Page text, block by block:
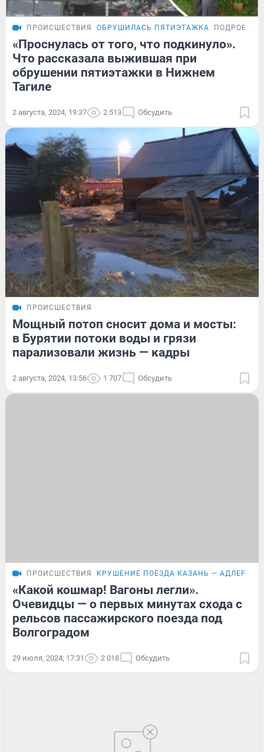
ПРОИСШЕСТВИЯ ОБРУШИЛАСЬ ПЯТИЭТАЖКА
«Проснулась от того, что подкинуло».
Что рассказала выжившая при
обрушении пятиэтажки в Нижнем
Тагиле
2 августа, 2024, 19:37 2 513 Обсудить
ПРОИСШЕСТВИЯ
Мощный потоп сносит дома и мосты:
в Бурятии потоки воды и грязи
парализовали жизнь — кадры
2 августа, 2024, 13:56 1 707 Обсудить
ПРОИСШЕСТВИЯ КРУШЕНИЕ ПОЕЗДА КАЗАНЬ — АДЛЕР
«Какой кошмар! Вагоны легли».
Очевидцы — о первых минутах схода с
рельсов пассажирского поезда под
Волгоградом
29 июля, 2024, 17:31 2 018 Обсудить